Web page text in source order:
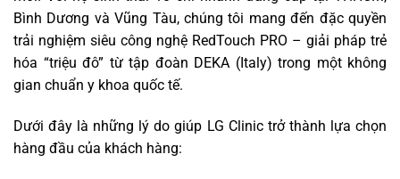
Bình Dương và Vũng Tàu, chúng tôi mang đến đặc quyền
trải nghiệm siêu công nghệ RedTouch PRO – giải pháp trẻ
hóa “triệu đô” từ tập đoàn DEKA (Italy) trong một không
gian chuẩn y khoa quốc tế.
Dưới đây là những lý do giúp LG Clinic trở thành lựa chọn
hàng đầu của khách hàng: